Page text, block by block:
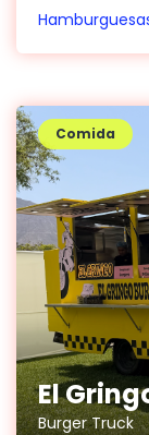
El
Burger Truck
Comida